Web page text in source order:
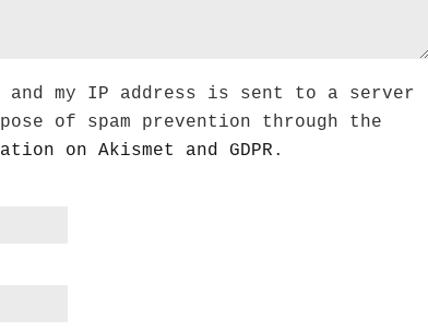
my IP address is sent to a server
of spam prevention through the
on Akismet and GDPR .